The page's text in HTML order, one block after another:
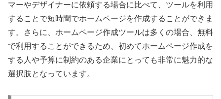
マーやデザイナーに依頼する場合に比べて、ツールを利用
することで短時間でホームページを作成することができま
す。さらに、ホームページ作成ツールは多くの場合、無料
で利用することができるため、初めてホームページ作成を
する人や予算に制約のある企業にとっても非常に魅力的な
選択肢となっています。